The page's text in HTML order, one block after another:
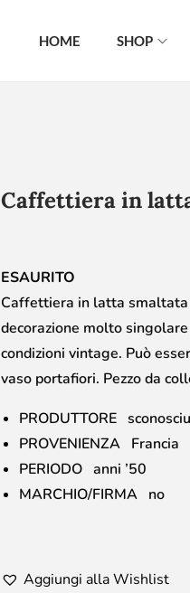
HOME SHOP
Caffettiera in
ESAURITO
Caffettiera in latta smaltata
decorazione molto
condizioni vintage. Può
vaso portafiori. Pezzo da
PRODUTTORE
PROVENIENZA Francia
PERIODO anni ’50
MARCHIO/FIRMA no
Aggiungi alla Wishlist